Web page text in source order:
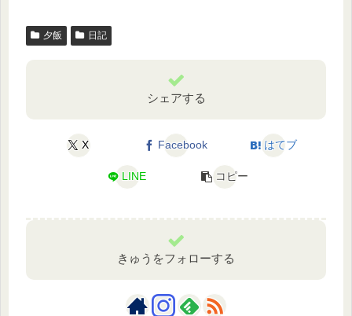
夕飯 日記
シェアする
X Facebook はてブ
LINE コピー
きゅうをフォローする